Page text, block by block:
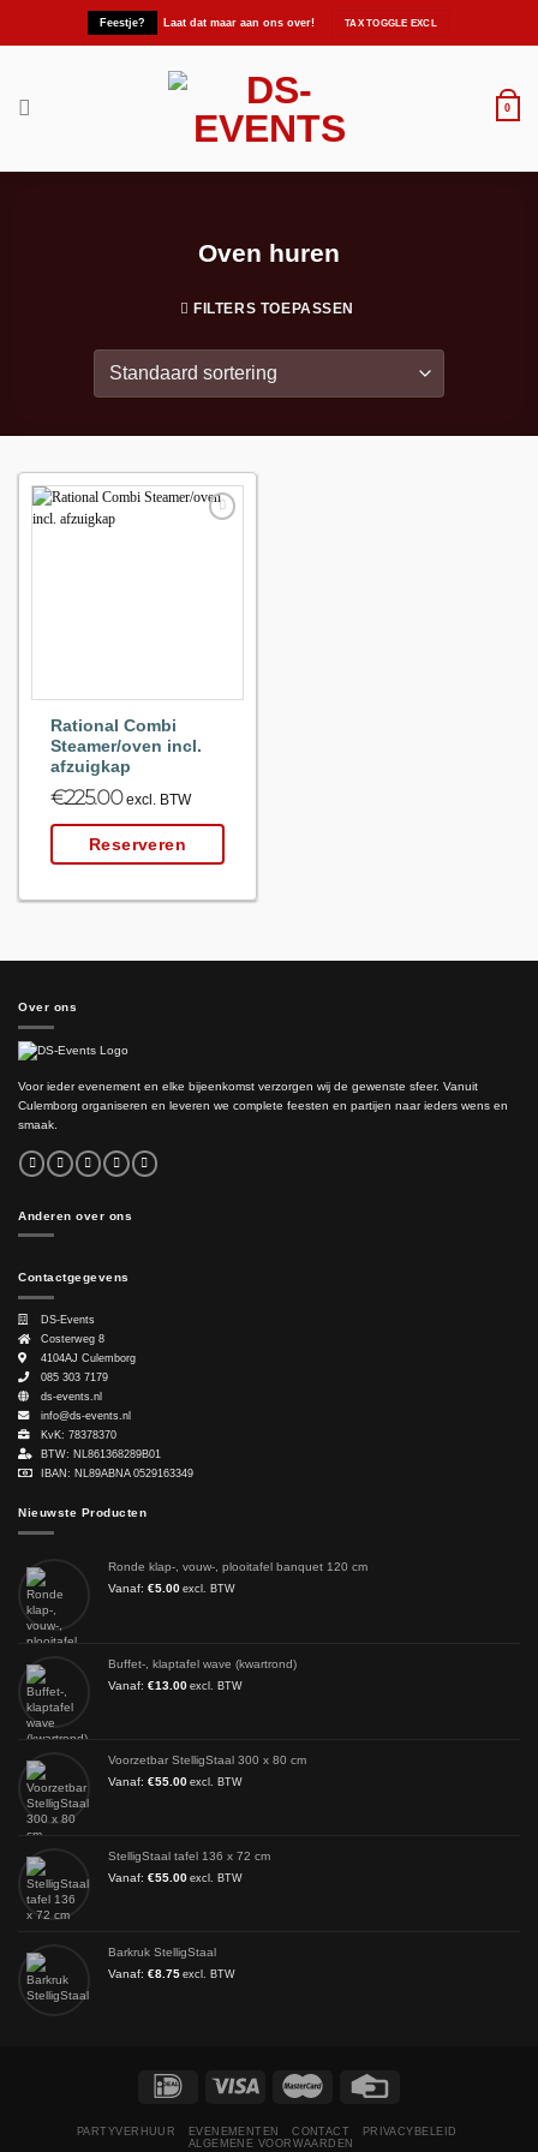
Feestje? Laat dat maar aan ons over!
0
Oven huren
FILTERS TOEPASSEN
Rational Combi
Steamer/oven incl.
afzuigkap
€225.00excl. BTW
Reserveren
Over ons
Voor ieder evenement en elke bijeenkomst verzorgen wij de gewenste sfeer. Vanuit
Culemborg organiseren en leveren we complete feesten en partijen naar ieders wens en
smaak.
Anderen over ons
Contactgegevens
DS-Events
Costerweg 8
4104AJ Culemborg
085 303 7179
ds-events.nl
info@ds-events.nl
KvK: 78378370
BTW: NL861368289B01
IBAN: NL89ABNA 0529163349
Nieuwste Producten
Ronde klap-, vouw-, plooitafel banquet 120 cm
Vanaf: €5.00 excl. BTW
Buffet-, klaptafel wave (kwartrond)
Vanaf: €13.00 excl. BTW
Voorzetbar StelligStaal 300 x 80 cm
Vanaf: €55.00 excl. BTW
StelligStaal tafel 136 x 72 cm
Vanaf: €55.00 excl. BTW
Barkruk StelligStaal
Vanaf: €8.75 excl. BTW
PARTYVERHUUR EVENEMENTEN CONTACT
PRIVACYBELEID
ALGEMENE VOORWAARDEN